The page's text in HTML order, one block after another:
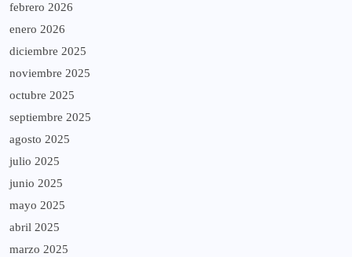
febrero 2026
enero 2026
diciembre 2025
noviembre 2025
octubre 2025
septiembre 2025
agosto 2025
julio 2025
junio 2025
mayo 2025
abril 2025
marzo 2025